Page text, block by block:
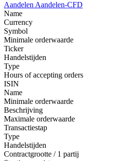
Aandelen Aandelen-CFD
Name
Currency
Symbol
Minimale orderwaarde
Ticker
Handelstijden
Type
Hours of accepting orders
ISIN
Name
Minimale orderwaarde
Beschrijving
Maximale orderwaarde
Transactiestap
Type
Handelstijden
Contractgrootte / 1 partij